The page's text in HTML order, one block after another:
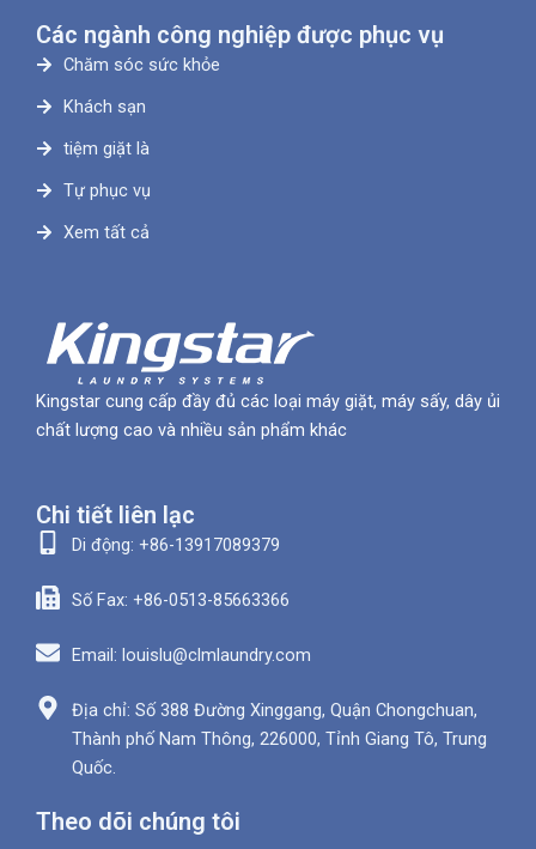
Các ngành công nghiệp được phục vụ
Chăm sóc sức khỏe
Khách sạn
tiệm giặt là
Tự phục vụ
Xem tất cả
Kingstar cung cấp đầy đủ các loại máy giặt, máy sấy, dây ủi
chất lượng cao và nhiều sản phẩm khác
Chi tiết liên lạc
Di động: +86-13917089379
Số Fax: +86-0513-85663366
Email: louislu@clmlaundry.com
Địa chỉ: Số 388 Đường Xinggang, Quận Chongchuan,
Thành phố Nam Thông, 226000, Tỉnh Giang Tô, Trung
Quốc.
Theo dõi chúng tôi